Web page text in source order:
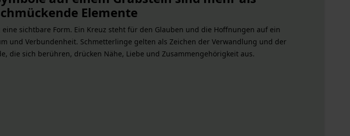
Elemente
sichtbare Form. Ein Kreuz steht für den Glauben und die Hoffnungen auf ein
und Verbundenheit. Schmetterlinge gelten als Zeichen der Verwandlung und der
die sich berühren, drücken Nähe, Liebe und Zusammengehörigkeit aus.